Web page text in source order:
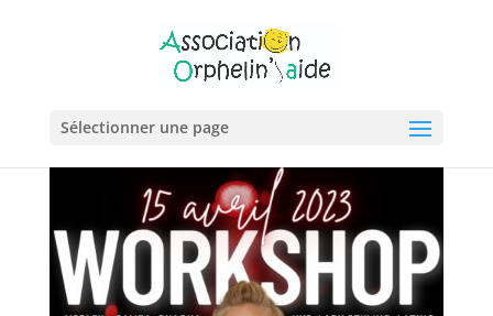
Sélectionner une page